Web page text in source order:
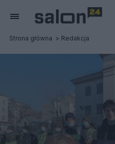
Strona główna Redakcja